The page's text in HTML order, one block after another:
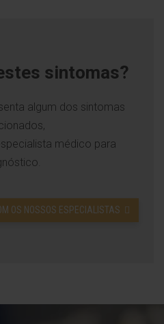
sintomas?
algum dos sintomas
médico para
OS NOSSOS ESPECIALISTAS